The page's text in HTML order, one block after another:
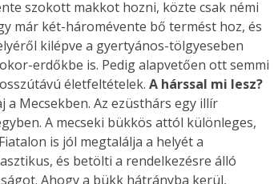
szokott makkot hozni, közte csak némi
már két-háromévente bő termést hoz, és
kilépve a gyertyános-tölgyeseben
erdőkbe is. Pedig alapvetően ott semmi
életfeltételek. A hárssal mi lesz?
a Mecsekben. Az ezüsthárs egy illír
A mecseki bükkös attól különleges,
is jól megtalálja a helyét a
és betölti a rendelkezésre álló
Ahogy a bükk hátrányba kerül,